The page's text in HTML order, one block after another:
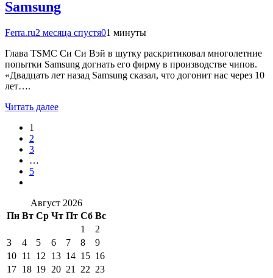
Samsung
Ferra.ru2 месяца спустя01 минуты
Глава TSMC Си Си Вэй в шутку раскритиковал многолетние
попытки Samsung догнать его фирму в производстве чипов.
«Двадцать лет назад Samsung сказал, что догонит нас через 10
лет….
Читать далее
1
2
3
…
5
Август 2026
Пн Вт Ср Чт Пт Сб Вс
1
2
3
4 5 6 7 8
9
10 11 12 13 14 15 16
17 18 19 20 21 22 23